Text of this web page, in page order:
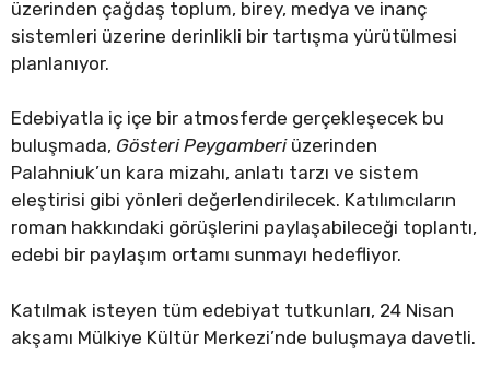
üzerinden çağdaş toplum, birey, medya ve inanç
sistemleri üzerine derinlikli bir tartışma yürütülmesi
planlanıyor.
Edebiyatla iç içe bir atmosferde gerçekleşecek bu
buluşmada, Gösteri Peygamberiüzerinden
Palahniuk’un kara mizahı, anlatı tarzı ve sistem
eleştirisi gibi yönleri değerlendirilecek. Katılımcıların
roman hakkındaki görüşlerini paylaşabileceği toplantı,
edebi bir paylaşım ortamı sunmayı hedefliyor.
Katılmak isteyen tüm edebiyat tutkunları, 24 Nisan
akşamı Mülkiye Kültür Merkezi’nde buluşmaya davetli.